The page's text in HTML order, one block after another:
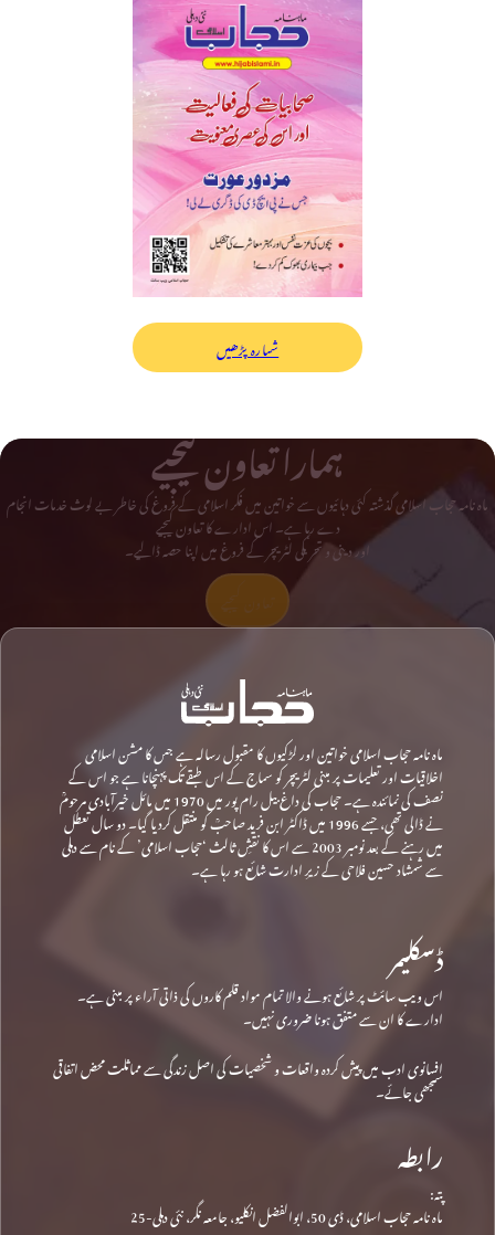
شمارہ پڑھیں
ہمارا تعاون کیجیے
ماہ نامہ حجاب اسلامی گذشتہ کئی دہائیوں سے خواتین میں فکر اسلامی کے فروغ کی خاطر بے لوث خدمات انجام
دے رہا ہے۔ اس ادارے کا تعاون کیجیے
اور دینی و تحریکی لٹریچر کے فروغ میں اپنا حصہ ڈالیے۔
ماہ نامہ حجاب اسلامی خواتین اور لڑکیوں کا مقبول رسالہ ہے جس کا مشن اسلامی
اخلاقیات اور تعلیمات پر مبنی لٹریچر کو سماج کے اس طبقے تک پہنچانا ہے جو اس کے
نصف کی نمائندہ ہے۔ حجاب کی داغ بیل رام پور میں 1970 میں مائل خیرآبادی مرحومؒ
نے ڈالی تھی، جسے 1996 میں ڈاکٹر ابن فرید صاحبؒ کو منتقل کردیا گیا۔ دو سال تعطل
میں رہنے کے بعد نومبر 2003 سے اس کا نقشِ ثالث ‘حجاب اسلامی’ کے نام سے دہلی
سے شمشاد حسین فلاحی کے زیرِ ادارت شائع ہو رہا ہے۔
ڈسکلیمر
اس ویب سائٹ پر شائع ہونے والا تمام مواد قلم کاروں کی ذاتی آراء پر مبنی ہے۔
ادارے کا ان سے متفق ہونا ضروری نہیں۔
افسانوی ادب میں پیش کردہ واقعات و شخصیات کی اصل زندگی سے مماثلت محض اتفاقی
سمجھی جائے۔
رابطہ
پتہ:
ماہ نامہ حجاب اسلامی، ڈی 50، ابوالفضل انکلیو، جامعہ نگر، نئی دہلی-25